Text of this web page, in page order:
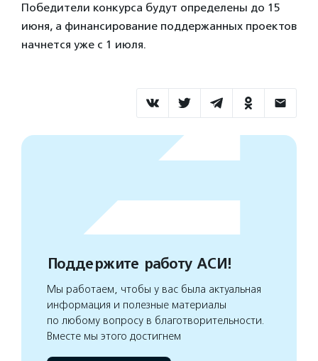
Победители конкурса будут определены до 15
июня, а финансирование поддержанных проектов
начнется уже с 1 июля.
Поддержите работу АСИ!
Мы работаем, чтобы у вас была актуальная
информация и полезные материалы
по любому вопросу в благотворительности.
Вместе мы этого достигнем